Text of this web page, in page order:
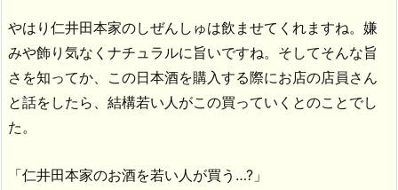
やはり仁井田本家のしぜんしゅは飲ませてくれますね。嫌
みや飾り気なくナチュラルに旨いですね。そしてそんな旨
さを知ってか、この日本酒を購入する際にお店の店員さん
と話をしたら、結構若い人がこの買っていくとのことでし
た。
「仁井田本家のお酒を若い人が買う…?」